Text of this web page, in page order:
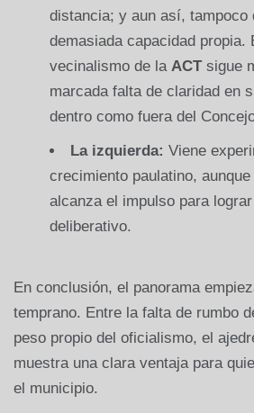
distancia; y aun así, tampoco
demasiada capacidad propia.
vecinalismo de la ACTsigue
marcada falta de claridad en
dentro como fuera del
La izquierda: Viene
crecimiento paulatino,
alcanza el impulso para
deliberativo.
En conclusión, el panorama
temprano. Entre la falta de rumbo
peso propio del oficialismo, el
muestra una clara ventaja para
el municipio.